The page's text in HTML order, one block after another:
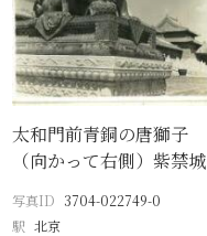
太和門前青銅の唐獅子
（向かって右側）紫禁城
写真ID 3704-022749-0
駅 北京